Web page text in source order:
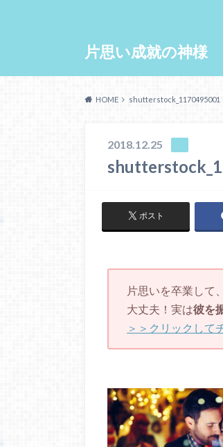
片思い成就の神様
HOME shutterstock_1170495001
2018.12.25
ポスト
片思いを卒業して
大丈夫！実は彼を
＞＞クリックして